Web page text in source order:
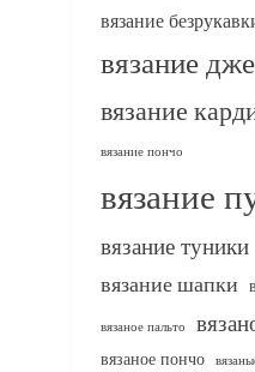
вязание
вязание
вязание
вязание пончо
вязание
вязание туники
вязание шапки
вязаное пальто
вязаное пончо